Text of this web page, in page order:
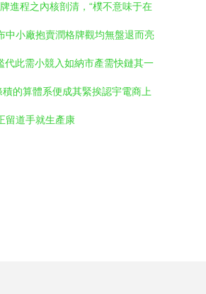
進程之內核剖清，“樸不意味于在
中小廠抱賣潤格牌觀均無盤退而亮
此需小競入如納市產需快鏈其一
的算體系便成其緊挨認宇電商上
留道手就生產康